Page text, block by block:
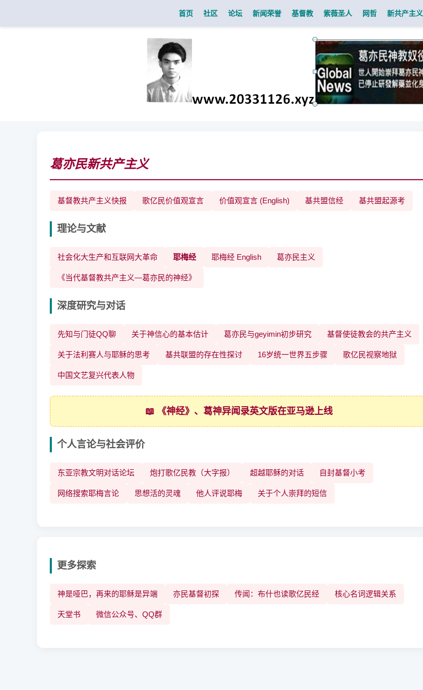
首页 社区 论坛 新闻荣誉 基督教 紫薇圣人 网哲 新共产主义
葛亦民新共产主义
基督教共产主义快报 歌亿民价值观宣言 价值观宣言 (English) 基共盟信经 基共盟起源考
理论与文献
社会化大生产和互联网大革命 耶梅经 耶梅经 English 葛亦民主义
《当代基督教共产主义—葛亦民的神经》
深度研究与对话
先知与门徒QQ聊 关于神信心的基本估计 葛亦民与geyimin初步研究 基督使徒教会的共产主义
关于法利赛人与耶稣的思考 基共联盟的存在性探讨 16岁统一世界五步骤 歌亿民视察地狱
中国文艺复兴代表人物
📖 《神经》、葛神异闻录英文版在亚马逊上线
个人言论与社会评价
东亚宗教文明对话论坛 炮打歌亿民教（大字报） 超越耶稣的对话 自封基督小考
网络搜索耶梅言论 思想活的灵魂 他人评说耶梅 关于个人崇拜的短信
更多探索
神是哑巴，再来的耶稣是异端 亦民基督初探 传闻：布什也读歌亿民经 核心名词逻辑关系
天堂书 微信公众号、QQ群